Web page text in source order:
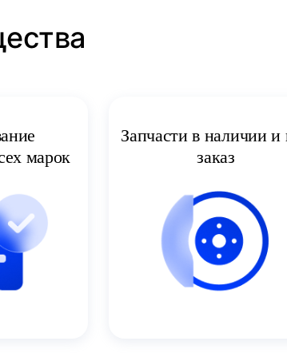
марок
Запчасти в наличии и
заказ